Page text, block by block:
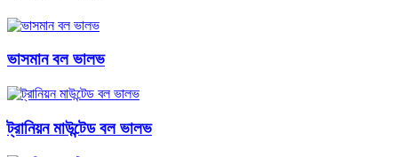
ভাসমান বল ভালভ
ট্রানিয়ন মাউন্টেড বল ভালভ